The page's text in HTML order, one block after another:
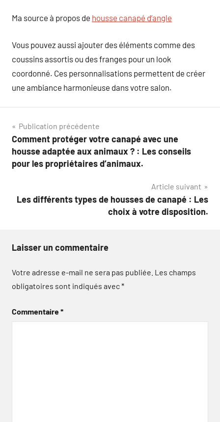
Ma source à propos de housse canapé d’angle​
Vous pouvez aussi ajouter des éléments comme des
coussins assortis ou des franges pour un look
coordonné. Ces personnalisations permettent de créer
une ambiance harmonieuse dans votre salon.
Navigation
de
l’article
Publication précédente
Comment protéger votre canapé avec une
housse adaptée aux animaux ? : Les conseils
pour les propriétaires d’animaux.
Article suivant
Les différents types de housses de canapé : Les
choix à votre disposition.
Laisser un commentaire
Votre adresse e-mail ne sera pas publiée. Les champs
obligatoires sont indiqués avec*
Commentaire*